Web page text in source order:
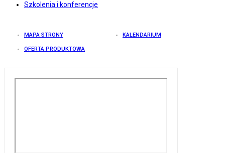
Szkolenia i konferencje
MAPA STRONY KALENDARIUM
OFERTA PRODUKTOWA